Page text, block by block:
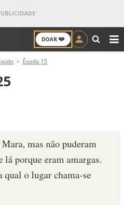
DOAR ❤️
Êxodo 15
mas não pude­ram
lá porque eram amar­gas.
qual o lugar chama-se